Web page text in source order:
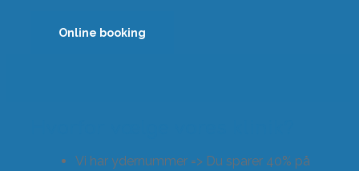
Online booking
Vi har ydernummer => Du sparer 40% på